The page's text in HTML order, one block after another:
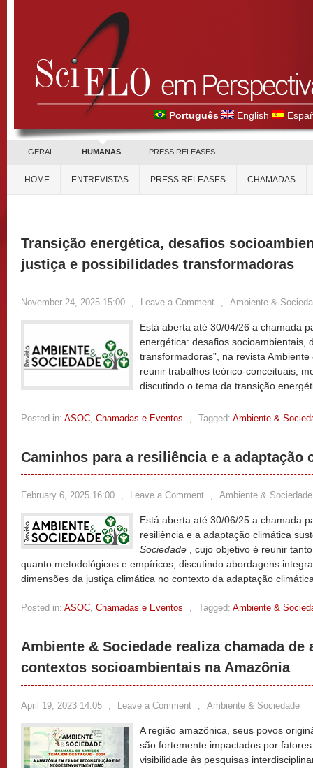
Português English
GERAL HUMANAS PRESS RELEASES
HOME ENTREVISTAS PRESS RELEASES CHAMADAS
Transição energética, desafios
justiça e possibilidades transformadoras
November 24, 2025 15:00 , Leave a Comment , Ambiente &
Está aberta até 30/04/26 a chamada
energética: desafios socioambientais,
transformadoras”, na revista
reunir trabalhos teórico-conceituais,
discutindo o tema da transição
Posted in: ASOC, Chamadas e Eventos , Tagged: Ambiente &
Caminhos para a resiliência e a adaptação
February 6, 2025 16:00 , Leave a Comment , Ambiente & Sociedade
Está aberta até 30/06/25 a chamada
resiliência e a adaptação climática
Sociedade
, cujo objetivo é reunir
quanto metodológicos e empíricos, discutindo abordagens
dimensões da justiça climática no contexto da adaptação
Posted in: ASOC, Chamadas e Eventos , Tagged: Ambiente &
Ambiente & Sociedade realiza chamada de
contextos socioambientais na Amazônia
April 19, 2023 14:05 , Leave a Comment , Ambiente & Sociedade
A região amazônica, seus povos
são fortemente impactados por
visibilidade às pesquisas